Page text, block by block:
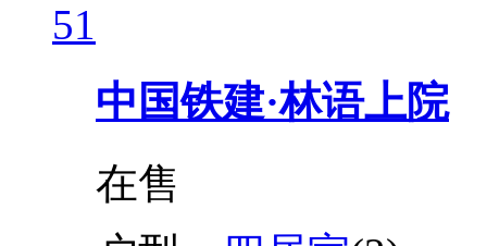
51
中国铁建·林语上院
在售